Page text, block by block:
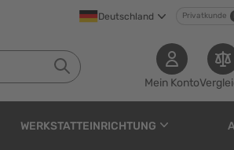
Deutschland Privatkunde
Mein Konto
WERKSTATTEINRICHTUNG